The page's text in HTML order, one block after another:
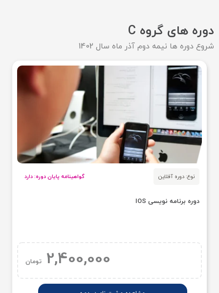
دوره های گروه C
شروع دوره ها نیمه دوم آذر ماه سال 1402
نوع: دوره آفلاین گواهینامه پایان دوره: دارد
دوره برنامه نویسی IOS
2,400,000 تومان